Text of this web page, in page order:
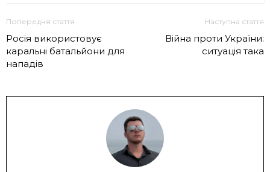
Попередня стаття
Росія використовує
каральні батальйони для
нападів
Наступна стаття
Війна проти України:
ситуація така